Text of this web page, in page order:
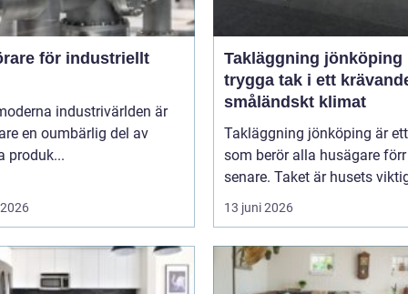
för industriellt
industrivärlden är
en oumbärlig del av
produk...
Takläggning jönköping
trygga tak i ett
småländskt klimat
Takläggning jönköping är
som berör alla husägare
senare. Taket är husets
13 juni 2026